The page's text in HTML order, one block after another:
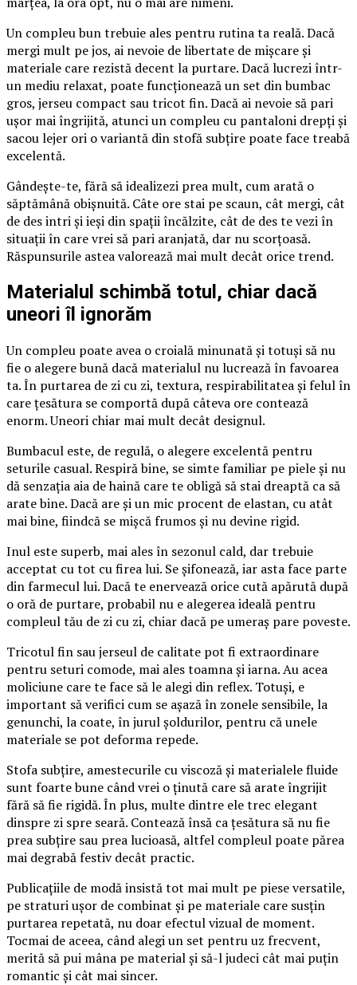
Un compleu bun trebuie ales pentru rutina ta reală. Dacă
mergi mult pe jos, ai nevoie de libertate de mișcare și
materiale care rezistă decent la purtare. Dacă lucrezi într-
un mediu relaxat, poate funcționează un set din bumbac
gros, jerseu compact sau tricot fin. Dacă ai nevoie să pari
ușor mai îngrijită, atunci un compleu cu pantaloni drepți și
sacou lejer ori o variantă din stofă subțire poate face treabă
excelentă.
Gândește-te, fără să idealizezi prea mult, cum arată o
săptămână obișnuită. Câte ore stai pe scaun, cât mergi, cât
de des intri și ieși din spații încălzite, cât de des te vezi în
situații în care vrei să pari aranjată, dar nu scorțoasă.
Răspunsurile astea valorează mai mult decât orice trend.
Materialul schimbă totul, chiar dacă
uneori îl ignorăm
Un compleu poate avea o croială minunată și totuși să nu
fie o alegere bună dacă materialul nu lucrează în favoarea
ta. În purtarea de zi cu zi, textura, respirabilitatea și felul în
care țesătura se comportă după câteva ore contează
enorm. Uneori chiar mai mult decât designul.
Bumbacul este, de regulă, o alegere excelentă pentru
seturile casual. Respiră bine, se simte familiar pe piele și nu
dă senzația aia de haină care te obligă să stai dreaptă ca să
arate bine. Dacă are și un mic procent de elastan, cu atât
mai bine, fiindcă se mișcă frumos și nu devine rigid.
Inul este superb, mai ales în sezonul cald, dar trebuie
acceptat cu tot cu firea lui. Se șifonează, iar asta face parte
din farmecul lui. Dacă te enervează orice cută apărută după
o oră de purtare, probabil nu e alegerea ideală pentru
compleul tău de zi cu zi, chiar dacă pe umeraș pare poveste.
Tricotul fin sau jerseul de calitate pot fi extraordinare
pentru seturi comode, mai ales toamna și iarna. Au acea
moliciune care te face să le alegi din reflex. Totuși, e
important să verifici cum se așază în zonele sensibile, la
genunchi, la coate, în jurul șoldurilor, pentru că unele
materiale se pot deforma repede.
Stofa subțire, amestecurile cu viscoză și materialele fluide
sunt foarte bune când vrei o ținută care să arate îngrijit
fără să fie rigidă. În plus, multe dintre ele trec elegant
dinspre zi spre seară. Contează însă ca țesătura să nu fie
prea subțire sau prea lucioasă, altfel compleul poate părea
mai degrabă festiv decât practic.
Publicațiile de modă insistă tot mai mult pe piese versatile,
pe straturi ușor de combinat și pe materiale care susțin
purtarea repetată, nu doar efectul vizual de moment.
Tocmai de aceea, când alegi un set pentru uz frecvent,
merită să pui mâna pe material și să-l judeci cât mai puțin
romantic și cât mai sincer.